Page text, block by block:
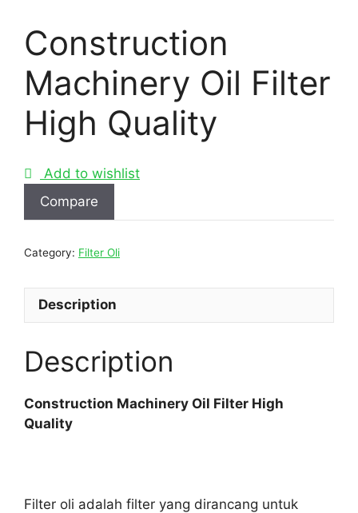
Construction
Machinery Oil Filter
High Quality
Add to wishlist
Compare
Category: Filter Oli
Description
Description
Construction Machinery Oil Filter High
Quality
Filter oli adalah filter yang dirancang untuk